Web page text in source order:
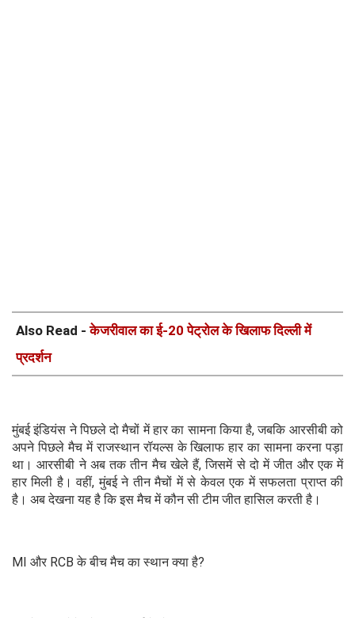
Also Read -केजरीवाल का ई-20 पेट्रोल के खिलाफ दिल्ली में
प्रदर्शन
मुंबई इंडियंस ने पिछले दो मैचों में हार का सामना किया है, जबकि आरसीबी को
अपने पिछले मैच में राजस्थान रॉयल्स के खिलाफ हार का सामना करना पड़ा
था। आरसीबी ने अब तक तीन मैच खेले हैं, जिसमें से दो में जीत और एक में
हार मिली है। वहीं, मुंबई ने तीन मैचों में से केवल एक में सफलता प्राप्त की
है। अब देखना यह है कि इस मैच में कौन सी टीम जीत हासिल करती है।
MI और RCB के बीच मैच का स्थान क्या है?